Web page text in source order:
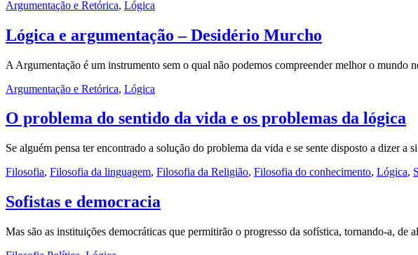
Argumentação e Retórica, Lógica
Lógica e argumentação – Desidério Murcho
A Argumentação é um instrumento sem o qual não podemos compreender melhor o mundo
Argumentação e Retórica, Lógica
O problema do sentido da vida e os problemas da lógica
Se alguém pensa ter encontrado a solução do problema da vida e se sente disposto a dizer a
Filosofia, Filosofia da linguagem, Filosofia da Religião, Filosofia do conhecimento, Lógica,
Sofistas e democracia
Mas são as instituições democráticas que permitirão o progresso da sofística, tornando-a,